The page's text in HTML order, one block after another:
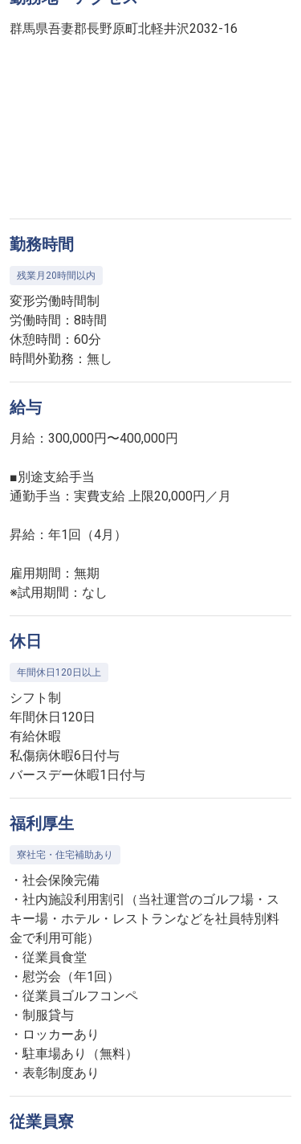
群馬県吾妻郡長野原町北軽井沢2032-16
勤務時間
残業月20時間以内
変形労働時間制
労働時間：8時間
休憩時間：60分
時間外勤務：無し
給与
月給：300,000円〜400,000円
■別途支給手当
通勤手当：実費支給 上限20,000円／月
昇給：年1回（4月）
雇用期間：無期
※試用期間：なし
休日
年間休日120日以上
シフト制
年間休日120日
有給休暇
私傷病休暇6日付与
バースデー休暇1日付与
福利厚生
寮社宅・住宅補助あり
・社会保険完備
・社内施設利用割引（当社運営のゴルフ場・ス
キー場・ホテル・レストランなどを社員特別料
金で利用可能）
・従業員食堂
・慰労会（年1回）
・従業員ゴルフコンペ
・制服貸与
・ロッカーあり
・駐車場あり（無料）
・表彰制度あり
従業員寮